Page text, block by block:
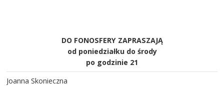
DO FONOSFERY ZAPRASZAJĄ
od poniedziałku do środy
po godzinie 21
Joanna Skonieczna